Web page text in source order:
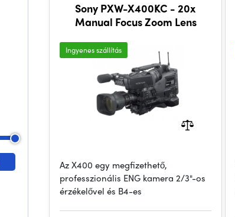
Sony PXW-X400KC - 20x
Manual Focus Zoom Lens
Ingyenes szállítás
Az X400 egy megfizethető,
professzionális ENG kamera 2/3"-os
érzékelővel és B4-es